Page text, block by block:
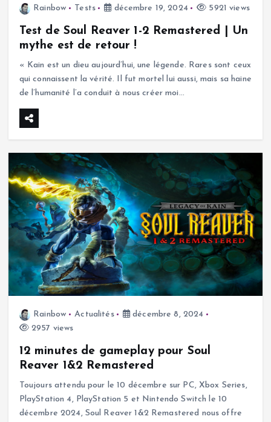
Rainbow Tests décembre 19, 2024 5921 views
Test de Soul Reaver 1-2 Remastered | Un
mythe est de retour !
« Kain est un dieu aujourd’hui, une légende. Rares sont ceux
qui connaissent la vérité. Il fut mortel lui aussi, mais sa haine
de l’humanité l’a conduit à nous créer moi…
Rainbow Actualités
décembre 8, 2024
2957 views
12 minutes de gameplay pour Soul
Reaver 1&2 Remastered
Toujours attendu pour le 10 décembre sur PC, Xbox Series,
PlayStation 4, PlayStation 5 et Nintendo Switch le 10
décembre 2024, Soul Reaver 1&2 Remastered nous offre